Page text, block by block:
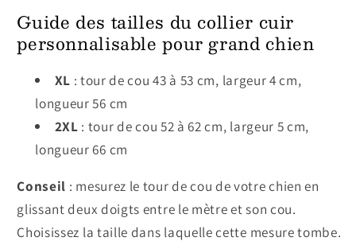
Guide des tailles du collier cuir
personnalisable pour grand chien
XL : tour de cou 43 à 53 cm, largeur 4 cm,
longueur 56 cm
2XL : tour de cou 52 à 62 cm, largeur 5 cm,
longueur 66 cm
Conseil : mesurez le tour de cou de votre chien en
glissant deux doigts entre le mètre et son cou.
Choisissez la taille dans laquelle cette mesure tombe.